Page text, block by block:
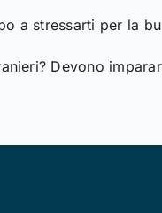
a stressarti per la
Devono